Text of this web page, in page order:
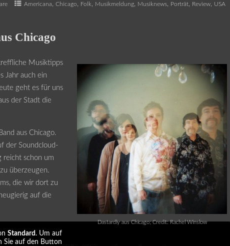
Americana,Chicago, Folk, Musikmeldung, Musiknews, Porträt, Review, USA
Chicago
Dastardly aus Chicago; Credit: Rachel Winslow
Musiktipps
Jahr auch ein
geht es für uns
der Stadt die
aus Chicago.
der Soundcloud-
reicht schon um
überzeugen.
die wir dort zu
auf die
Standard . Um auf
Sie auf den Button